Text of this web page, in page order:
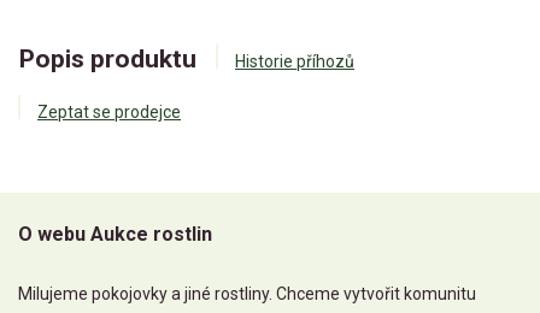
Popis produktu Historie příhozů
Zeptat se prodejce
O webu Aukce rostlin
Milujeme pokojovky a jiné rostliny. Chceme vytvořit komunitu